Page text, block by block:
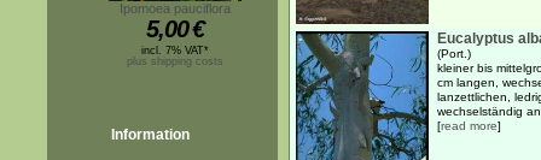
Ipomoea pauciflora
5,00€
incl. 7% VAT*
plus shipping costs
Information
Eucalyptus
(Port.)
kleiner bis
cm langen,
lanzettlichen,
wechselständig
[read more]